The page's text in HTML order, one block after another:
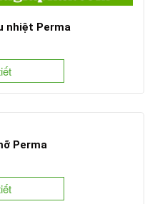
nhiệt Perma
Perma